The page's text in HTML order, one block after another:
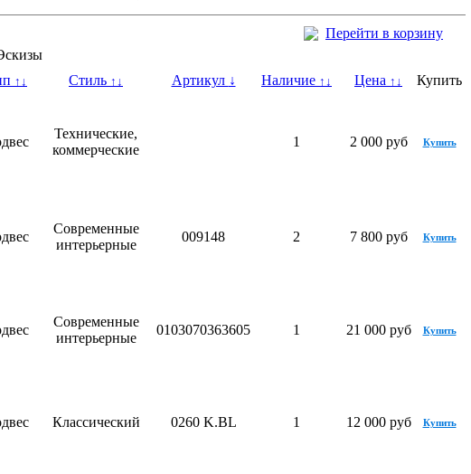
Перейти в корзину
↑ ↓ Стиль ↑ ↓ Артикул ↓ Наличие ↑ ↓ Цена ↑ ↓
Купить
Технические,
коммерческие
1 2 000 руб Купить
Современные
интерьерные
009148 2 7 800 руб Купить
Современные
интерьерные
0103070363605 1 21 000 руб Купить
Классический 0260 K.BL 1 12 000 руб Купить